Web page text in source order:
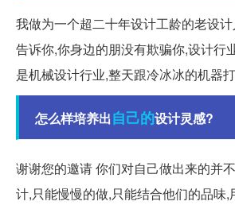
我做为一个超二十年设计工龄的老设
告诉你,你身边的朋没有欺骗你,设计行
是机械设计行业,整天跟冷冰冰的机器
怎么样培养出自己的设计灵感?
谢谢您的邀请 你们对自己做出来的并
计,只能慢慢的做,只能结合他们的品味